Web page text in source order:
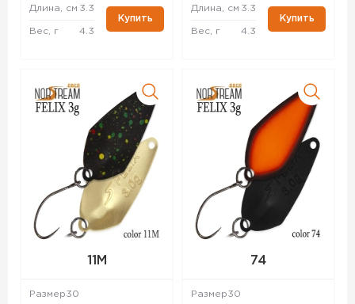
Длина, см 3.3
Вес, г 4.3
Купить
Длина, см 3.3
Вес, г 4.3
Купить
11M
Размер30
74
Размер30